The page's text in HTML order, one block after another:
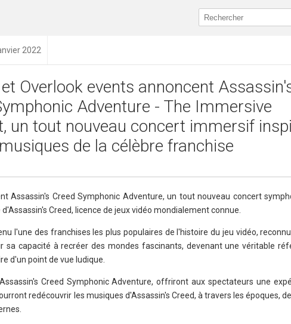
2022
Overlook events annoncent
Adventure - The Immersive
un tout nouveau concert immersif
de la célèbre franchise
Assassin's Creed Symphonic Adventure, un tout nouveau concert
Creed, licence de jeux vidéo mondialement connue.
l'une des franchises les plus populaires de l'histoire du jeu vidéo,
sa capacité à recréer des mondes fascinants, devenant une véritable
d'un point de vue ludique.
Creed Symphonic Adventure, offriront aux spectateurs une
redécouvrir les musiques d'Assassin's Creed, à travers les époques,